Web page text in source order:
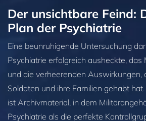
Der unsichtbare Feind:
Plan der Psychiatrie
Eine beunruhigende Untersuchung
Psychiatrie erfolgreich ausheckte, das
und die verheerenden Auswirkungen,
Soldaten und ihre Familien gehabt
ist Archivmaterial, in dem
Psychiatrie als die perfekte